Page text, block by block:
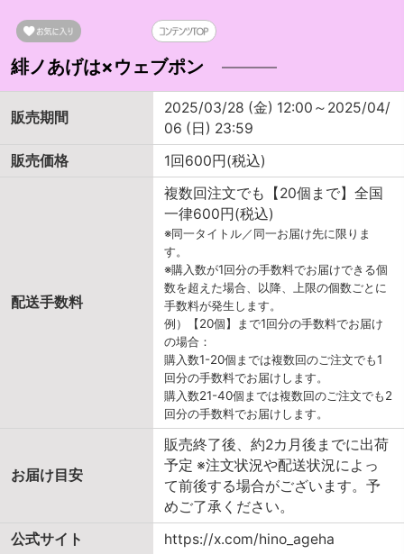
緋ノあげは×ウェブポン
販売期間
2025/03/28 (金) 12:00～2025/04/
06 (日) 23:59
販売価格
1回600円(税込)
配送手数料
複数回注文でも【20個まで】全国
一律600円(税込)
※同一タイトル／同一お届け先に限りま
す。
※購入数が1回分の手数料でお届けできる個
数を超えた場合、以降、上限の個数ごとに
手数料が発生します。
例）【20個】まで1回分の手数料でお届け
の場合：
購入数1-20個までは複数回のご注文でも1
回分の手数料でお届けします。
購入数21-40個までは複数回のご注文でも2
回分の手数料でお届けします。
お届け目安
販売終了後、約2カ月後までに出荷
予定 ※注文状況や配送状況によっ
て前後する場合がございます。予
めご了承ください。
公式サイト
https://x.com/hino_ageha